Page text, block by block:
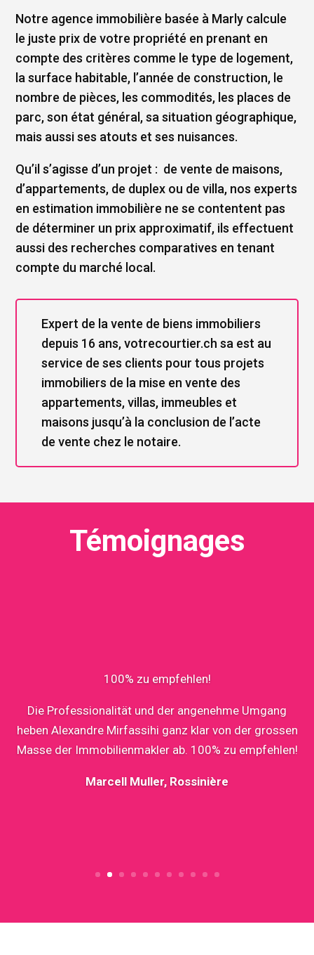
Notre agence immobilière basée à Marly calcule
le juste prix de votre propriété en prenant en
compte des critères comme le type de logement,
la surface habitable, l’année de construction, le
nombre de pièces, les commodités, les places de
parc, son état général, sa situation géographique,
mais aussi ses atouts et ses nuisances.
Qu’il s’agisse d’un projet : de vente de maisons,
d’appartements, de duplex ou de villa, nos experts
en estimation immobilière ne se contentent pas
de déterminer un prix approximatif, ils effectuent
aussi des recherches comparatives en tenant
compte du marché local.
Expert de la vente de biens immobiliers
depuis 16 ans, votrecourtier.ch sa est au
service de ses clients pour tous projets
immobiliers de la mise en vente des
appartements, villas, immeubles et
maisons jusqu’à la conclusion de l’acte
de vente chez le notaire.
Témoignages
100% zu empfehlen!
Die Professionalität und der angenehme Umgang
heben Alexandre Mirfassihi ganz klar von der grossen
Masse der Immobilienmakler ab. 100% zu empfehlen!
Marcell Muller, Rossinière